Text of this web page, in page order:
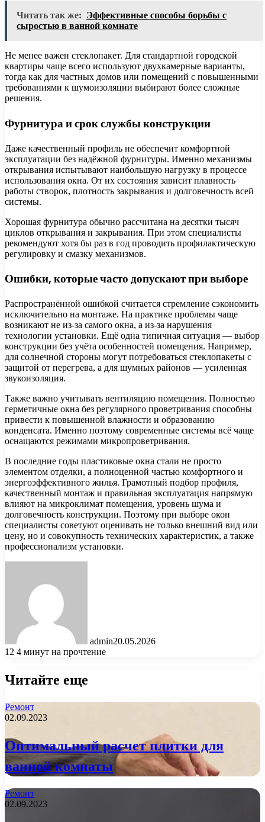
Читать так же: Эффективные способы борьбы с
сыростью в ванной комнате
Не менее важен стеклопакет. Для стандартной городской
квартиры чаще всего используют двухкамерные варианты,
тогда как для частных домов или помещений с повышенными
требованиями к шумоизоляции выбирают более сложные
решения.
Фурнитура и срок службы конструкции
Даже качественный профиль не обеспечит комфортной
эксплуатации без надёжной фурнитуры. Именно механизмы
открывания испытывают наибольшую нагрузку в процессе
использования окна. От их состояния зависит плавность
работы створок, плотность закрывания и долговечность всей
системы.
Хорошая фурнитура обычно рассчитана на десятки тысяч
циклов открывания и закрывания. При этом специалисты
рекомендуют хотя бы раз в год проводить профилактическую
регулировку и смазку механизмов.
Ошибки, которые часто допускают при выборе
Распространённой ошибкой считается стремление сэкономить
исключительно на монтаже. На практике проблемы чаще
возникают не из-за самого окна, а из-за нарушения
технологии установки. Ещё одна типичная ситуация — выбор
конструкции без учёта особенностей помещения. Например,
для солнечной стороны могут потребоваться стеклопакеты с
защитой от перегрева, а для шумных районов — усиленная
звукоизоляция.
Также важно учитывать вентиляцию помещения. Полностью
герметичные окна без регулярного проветривания способны
привести к повышенной влажности и образованию
конденсата. Именно поэтому современные системы всё чаще
оснащаются режимами микропроветривания.
В последние годы пластиковые окна стали не просто
элементом отделки, а полноценной частью комфортного и
энергоэффективного жилья. Грамотный подбор профиля,
качественный монтаж и правильная эксплуатация напрямую
влияют на микроклимат помещения, уровень шума и
долговечность конструкции. Поэтому при выборе окон
специалисты советуют оценивать не только внешний вид или
цену, но и совокупность технических характеристик, а также
профессионализм установки.
admin20.05.2026
12 4 минут на прочтение
Читайте еще
Ремонт
02.09.2023
Оптимальный расчет плитки для
ванной комнаты
Ремонт
02.09.2023